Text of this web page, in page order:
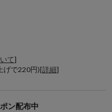
て]
げで220円)[詳細]
ン配布中